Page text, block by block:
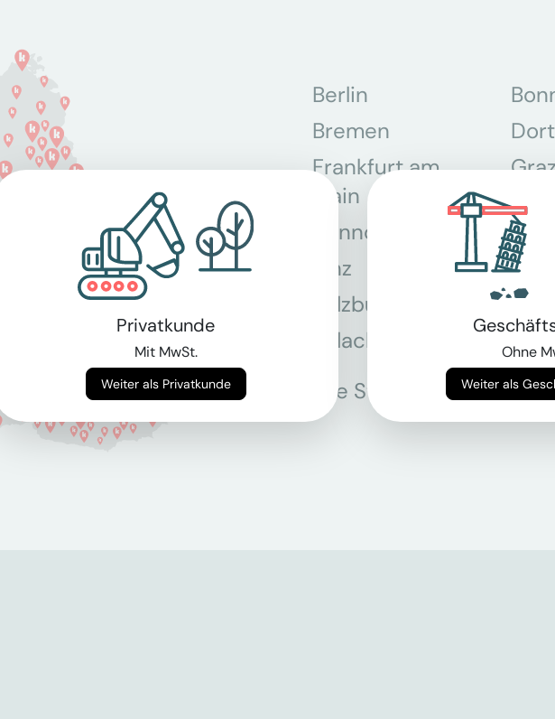
Berlin
Bremen
Frankfurt am
Main
Hannover Köln
Linz
Salzburg
Steyr
Villach
Alle Standorte
Privatkunde
Mit MwSt.
Weiter als Privatkunde
Ohne
Weiter als